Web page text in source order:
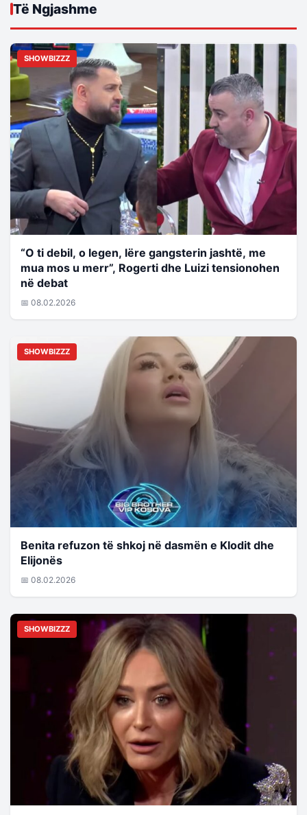
Të Ngjashme
SHOWBIZZZ
“O ti debil, o legen, lëre gangsterin jashtë, me
mua mos u merr”, Rogerti dhe Luizi tensionohen
në debat
📅 08.02.2026
SHOWBIZZZ
Benita refuzon të shkoj në dasmën e Klodit dhe
Elijonës
📅 08.02.2026
SHOWBIZZZ